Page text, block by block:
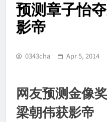
预测章子怡
影帝
0343cha Apr 5, 2014
网友预测金像
梁朝伟获影帝